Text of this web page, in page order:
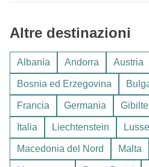
passeggiate senza meta nei
ricettive più accessibili.
Eurostar e ICE. Per chi ha più
spettacolare.
Il passInterrailè conveniente
per chi vuole flessibilità su più
tornando di moda su molte tratte
Altre destinazioni
Albania Andorra Austria
Bosnia ed Erzegovina
Francia Germania
Italia Liechtenstein
Macedonia del Nord Malta